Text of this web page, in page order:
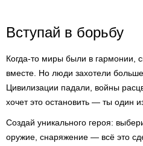
Вступай в борьбу
Когда-то миры были в гармонии,
вместе. Но люди захотели
Цивилизации падали, войны
хочет это остановить — ты один
Создай уникального героя:
оружие, снаряжение — всё это